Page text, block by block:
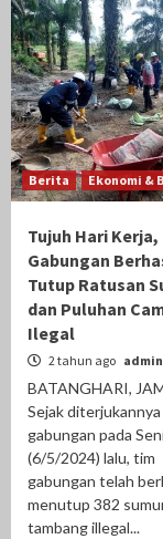
Berita Ekonomi &
Tujuh Hari Kerja,
Gabungan
Tutup Ratusan
dan Puluhan
Ilegal
2 tahun ago admin
BATANGHARI,
Sejak
gabungan pada
(6/5/2024) lalu, tim
gabungan telah
menutup 382
tambang illegal...